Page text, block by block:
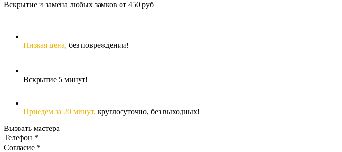
Вскрытие и замена любых замков от 450 руб
Низкая цена, без повреждений!
Вскрытие 5 минут!
Приедем за 20 минут, круглосуточно, без выходных!
Вызвать мастера
Телефон *
Согласие *